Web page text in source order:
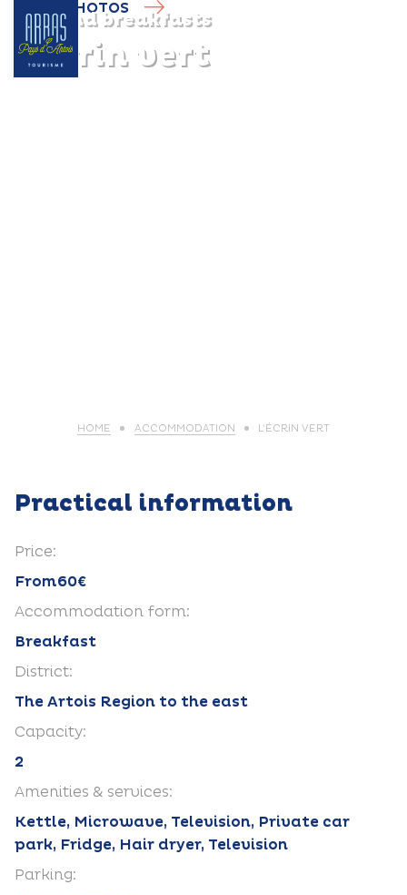
Bed and breakfasts
L'écrin vert
PHOTOS
HOME ACCOMMODATION L’ÉCRIN VERT
Practical information
Price:
From60€
Accommodation form:
Breakfast
District:
The Artois Region to the east
Capacity:
2
Amenities & services:
Kettle, Microwave, Television, Private car
park, Fridge, Hair dryer, Television
Parking: